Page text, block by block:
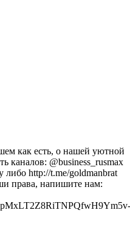
как есть, о нашей уютной
каналов: @business_rusmax
http://t.me/goldmanbrat
права, напишите нам: